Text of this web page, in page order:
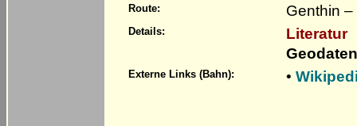
Route: Genthin
Details:
Literatur
Externe Links (Bahn): •